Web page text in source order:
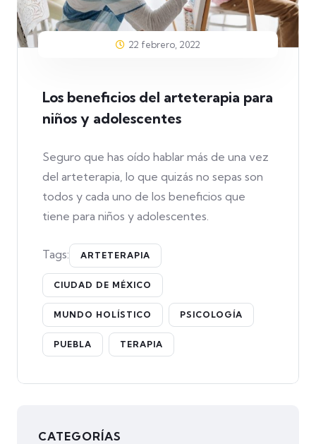
22 febrero, 2022
Los beneficios del arteterapia para
niños y adolescentes
Seguro que has oído hablar más de una vez
del arteterapia, lo que quizás no sepas son
todos y cada uno de los beneficios que
tiene para niños y adolescentes.
Tags: ARTETERAPIA
CIUDAD DE MÉXICO
MUNDO HOLÍSTICO PSICOLOGÍA
PUEBLA TERAPIA
CATEGORÍAS